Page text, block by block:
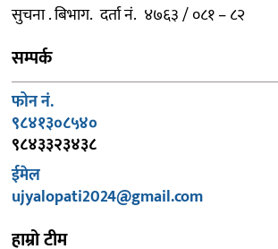
सुचना . बिभाग. दर्ता नं. ४७६३ / ०८१ – ८२
सम्पर्क
फोन नं.
९८४१३०८५४०
९८४३३२३४३८
ईमेल
ujyalopati2024@gmail.com
हाम्रो टीम